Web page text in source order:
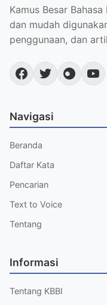
Kamus Besar
dan mudah
penggunaan, dan
Navigasi
Beranda
Daftar Kata
Pencarian
Text to Voice
Tentang
Informasi
Tentang KBBI